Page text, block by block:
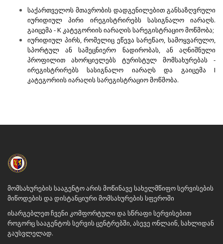
საქართველოს მთავრობის დადგენილებით განსაზღვრული
იურიდიულ პირი ირეგისტრირებს სასიგნალო იარაღს.
გაიცემა - K კატეგორიის იარაღის სარეგისტრაციო მოწმობა;
იურიდიულ პირს, რომელიც ეწევა სარეწაო, სამოყვარულო,
სპორტულ ან სამეცნიერო ნადირობას, ან აღნიშნული
პროფილით ახორციელებს ტურისტულ მომსახურებას -
ირეგისტრირებს სასიგნალო იარაღს და გაიცემა I
კატეგორიის იარაღის სარეგისტრაციო მოწმობა.
მომსახურების სააგენტო არის მოწინავე სახელმწიფო სერვისების
მიწოდების და დისტანციური მომსახურების სფეროში
ისარგებლეთ ჩვენი კომფორტული და სწრაფი სერვისებით
როგორც სააგენტოს სერვის ცენტრებში, ასევე ონლაინ, სახლიდან
გაუსვლელად.